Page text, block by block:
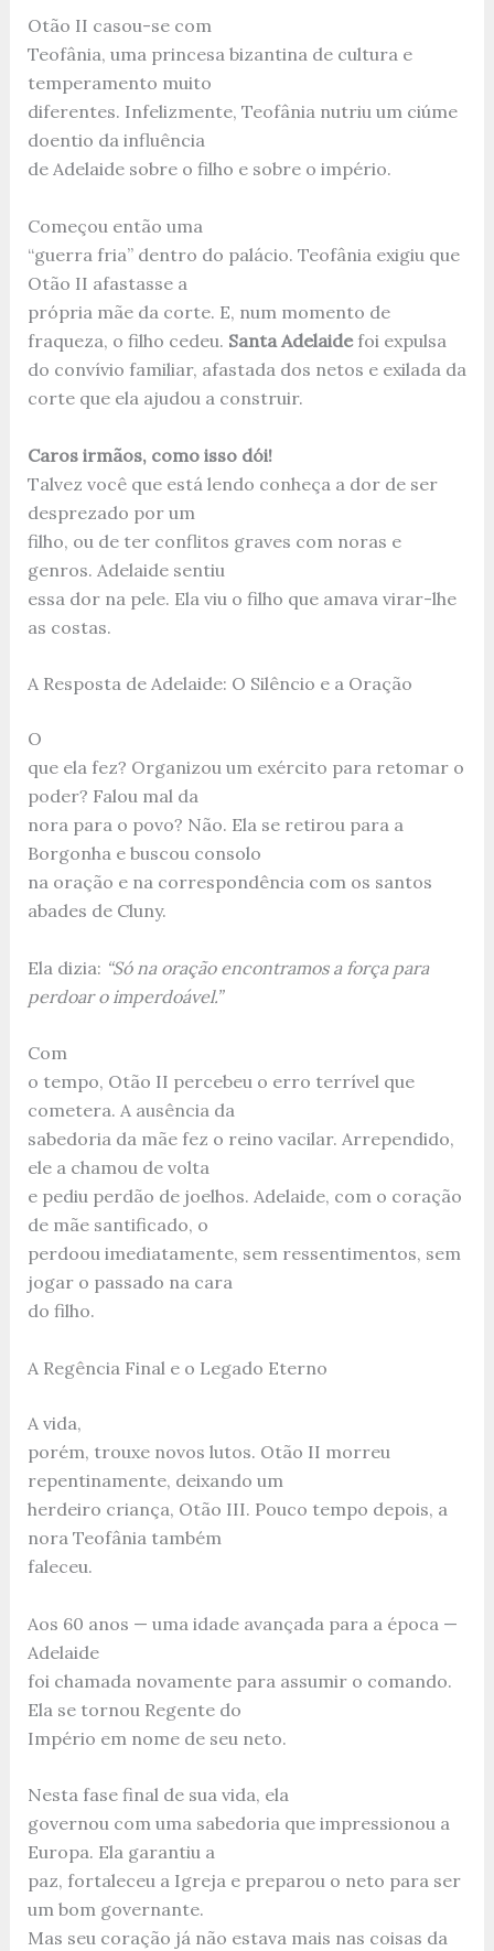
Otão II casou-se com
Teofânia, uma princesa bizantina de cultura e
temperamento muito
diferentes. Infelizmente, Teofânia nutriu um ciúme
doentio da influência
de Adelaide sobre o filho e sobre o império.
Começou então uma
“guerra fria” dentro do palácio. Teofânia exigiu que
Otão II afastasse a
própria mãe da corte. E, num momento de
fraqueza, o filho cedeu. Santa Adelaidefoi expulsa
do convívio familiar, afastada dos netos e exilada da
corte que ela ajudou a construir.
Caros irmãos, como isso dói!
Talvez você que está lendo conheça a dor de ser
desprezado por um
filho, ou de ter conflitos graves com noras e
genros. Adelaide sentiu
essa dor na pele. Ela viu o filho que amava virar-lhe
as costas.
A Resposta de Adelaide: O Silêncio e a Oração
O
que ela fez? Organizou um exército para retomar o
poder? Falou mal da
nora para o povo? Não. Ela se retirou para a
Borgonha e buscou consolo
na oração e na correspondência com os santos
abades de Cluny.
Ela dizia: “Só na oração encontramos a força para
perdoar o imperdoável.”
Com
o tempo, Otão II percebeu o erro terrível que
cometera. A ausência da
sabedoria da mãe fez o reino vacilar. Arrependido,
ele a chamou de volta
e pediu perdão de joelhos. Adelaide, com o coração
de mãe santificado, o
perdoou imediatamente, sem ressentimentos, sem
jogar o passado na cara
do filho.
A Regência Final e o Legado Eterno
A vida,
porém, trouxe novos lutos. Otão II morreu
repentinamente, deixando um
herdeiro criança, Otão III. Pouco tempo depois, a
nora Teofânia também
faleceu.
Aos 60 anos — uma idade avançada para a época —
Adelaide
foi chamada novamente para assumir o comando.
Ela se tornou Regente do
Império em nome de seu neto.
Nesta fase final de sua vida, ela
governou com uma sabedoria que impressionou a
Europa. Ela garantiu a
paz, fortaleceu a Igreja e preparou o neto para ser
um bom governante.
Mas seu coração já não estava mais nas coisas da